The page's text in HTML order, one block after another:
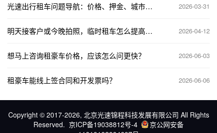
光速出行租车问题导航：价格、押金、城市、
2026-03-31
明天接客户或今晚拍照，临时租车怎么提高成
2026-04-12
想马上咨询租豪车价格，应该怎么问更快？ 2026-06-03
租豪车能线上签合同和开发票吗？ 2026-06-06
Copyright © 2017-2026, 北京光速锦程科技发展有限公司 All Rights
Reserved. 京ICP备19038812号-4
京公网安备